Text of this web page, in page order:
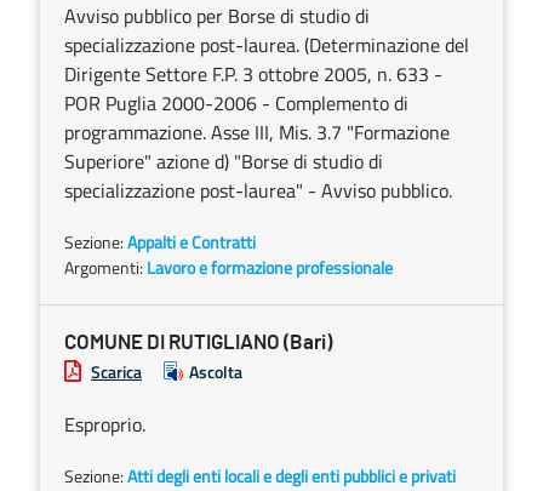
Avviso pubblico per Borse di studio di
specializzazione post-laurea. (Determinazione del
Dirigente Settore F.P. 3 ottobre 2005, n. 633 -
POR Puglia 2000-2006 - Complemento di
programmazione. Asse III, Mis. 3.7 "Formazione
Superiore" azione d) "Borse di studio di
specializzazione post-laurea" - Avviso pubblico.
Sezione:Appalti e Contratti
Argomenti: Lavoro e formazione professionale
COMUNE DI RUTIGLIANO (Bari)
Scarica Ascolta
Esproprio.
Sezione:Atti degli enti locali e degli enti pubblici e privati